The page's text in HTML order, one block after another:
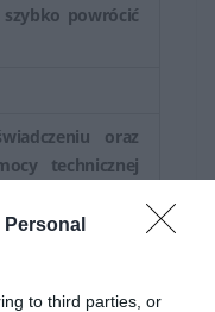
to third parties, or
oraz
w przyszłości.
powrócić
oraz
technicznej
zawsze gotowi
od